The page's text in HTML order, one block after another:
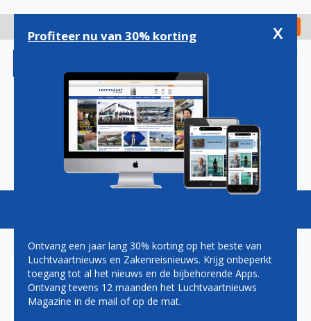
gaan
Check in
Magazine Podcasts Vacatures
PRECLEARANCE VS OP
SCHIPHOL STAP DICHTERBIJ
Profiteer nu van 30% korting x
Ontvang een jaar lang 30% korting op het beste van
Luchtvaartnieuws en Zakenreisnieuws. Krijg onbeperkt
toegang tot al het nieuws en de bijbehorende Apps.
Ontvang tevens 12 maanden het Luchtvaartnieuws
Magazine in de mail of op de mat.